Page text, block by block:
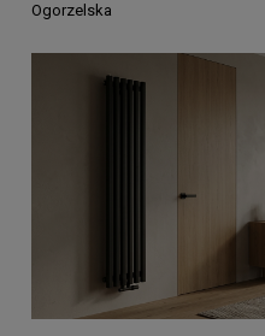
Ogorzelska